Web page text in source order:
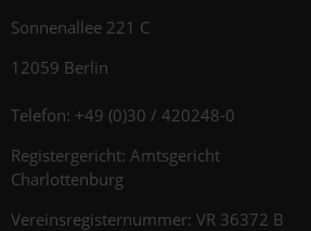
Sonnenallee 221 C
12059 Berlin
Telefon: +49 (0)30 / 420248-0
Registergericht: Amtsgericht
Charlottenburg
Vereinsregisternummer: VR 36372 B